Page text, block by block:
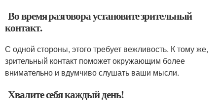
Во время разговора установите зрительный
контакт.
С одной стороны, этого требует вежливость. К тому же,
зрительный контакт поможет окружающим более
внимательно и вдумчиво слушать ваши мысли.
Хвалите себя каждый день!